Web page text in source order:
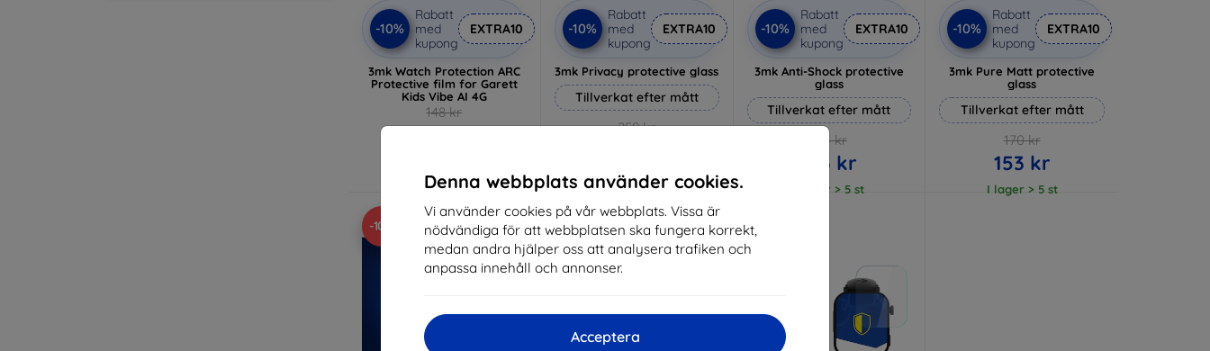
Denna webbplats använder cookies.
Vi använder cookies på vår webbplats. Vissa är
nödvändiga för att webbplatsen ska fungera korrekt,
medan andra hjälper oss att analysera trafiken och
anpassa innehåll och annonser.
Acceptera
-10%
Rabatt
med
kupong
EXTRA10
3mk Watch Protection ARC
Protective film for Garett
Kids Vibe AI 4G
148 kr
133 kr
-10%
Rabatt
med
kupong
EXTRA10
3mk Privacy protective glass
Tillverkat efter mått
259 kr
I lager 3 st
-10%
Rabatt
med
kupong
EXTRA10
3mk Anti-Shock protective
glass
Tillverkat efter mått
214 kr
193 kr
I lager > 5 st
-10%
Rabatt
med
kupong
EXTRA10
3mk Pure Matt protective
glass
Tillverkat efter mått
170 kr
153 kr
I lager > 5 st
-10% -10%